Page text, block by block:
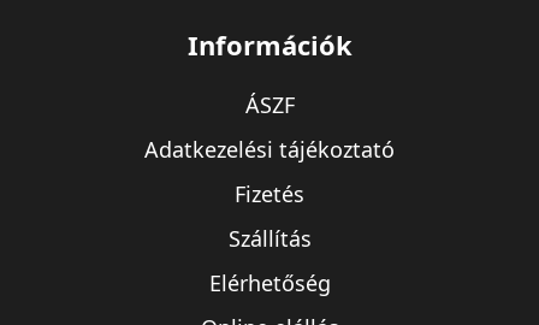
Információk
ÁSZF
Adatkezelési tájékoztató
Fizetés
Szállítás
Elérhetőség